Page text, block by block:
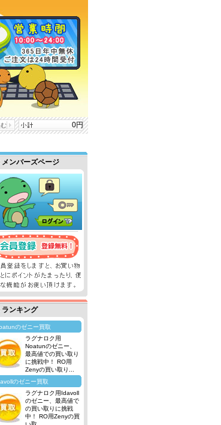
0円
メンバーズページ
ランキング
のゼニー買取
ラグナロク用
Noatunのゼニー、
最高値での買い取り
に挑戦中！ RO用
Zenyの買い取り...
のゼニー買取
ラグナロク用Idavoll
のゼニー、最高値で
の買い取りに挑戦
中！ RO用Zenyの買